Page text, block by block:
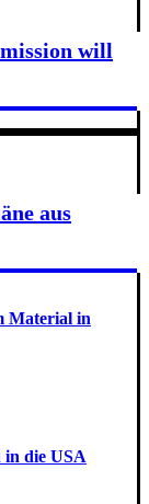
will
aus
Material in
in die USA